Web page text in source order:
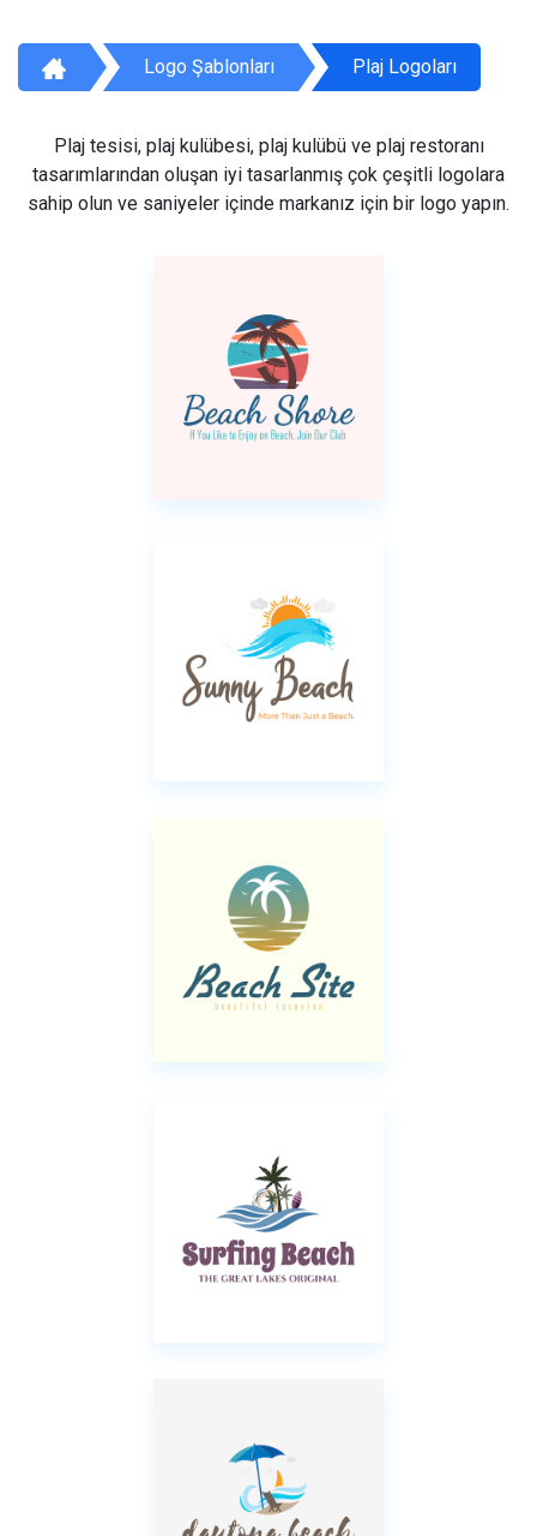
Logo Şablonları Plaj Logoları
Plaj tesisi, plaj kulübesi, plaj kulübü ve plaj restoranı
tasarımlarından oluşan iyi tasarlanmış çok çeşitli logolara
sahip olun ve saniyeler içinde markanız için bir logo yapın.